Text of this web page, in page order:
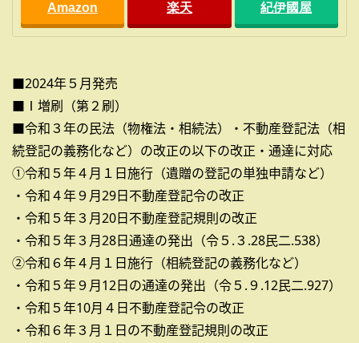
Amazon 楽天 紀伊國屋
■2024年５月発売
■Ⅰ増刷（第２刷）
■令和３年の民法（物権法・相続法）・不動産登記法（相
続登記の義務化など）の改正の以下の改正・通達に対応
①令和５年４月１日施行（遺贈の登記の単独申請など）
・令和４年９月29日不動産登記令の改正
・令和５年３月20日不動産登記規則の改正
・令和５年３月28日通達の発出（令５.３.28民二.538）
②令和６年４月１日施行（相続登記の義務化など）
・令和５年９月12日の通達の発出（令５.９.12民二.927）
・令和５年10月４日不動産登記令の改正
・令和６年３月１日の不動産登記規則の改正